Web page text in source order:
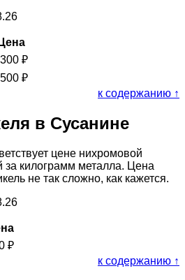
Цена
₽
₽
к содержанию ↑
в Сусанине
цене нихромовой
за килограмм металла. Цена
не так сложно, как кажется.
₽
к содержанию ↑